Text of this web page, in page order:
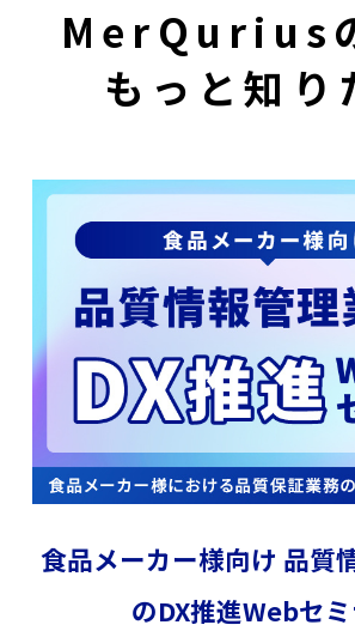
MerQurius
もっと知り
食品メーカー様向け 品質
のDX推進Webセ